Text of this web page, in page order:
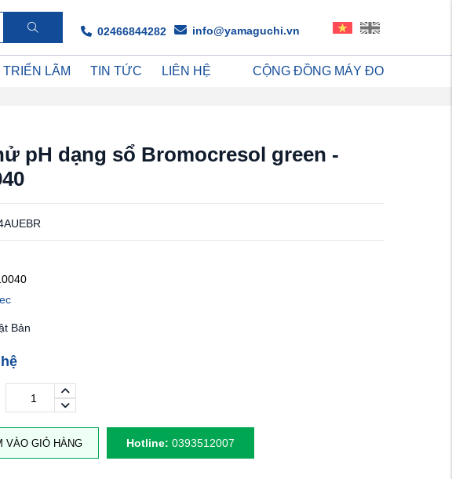
02466844282 info@yamaguchi.vn
TRIỂN LÃM TIN TỨC LIÊN HỆ CỘNG ĐỒNG MÁY ĐO
pH dạng sổ Bromocresol green -
Bản
VÀO GIỎ HÀNG Hotline: 0393512007